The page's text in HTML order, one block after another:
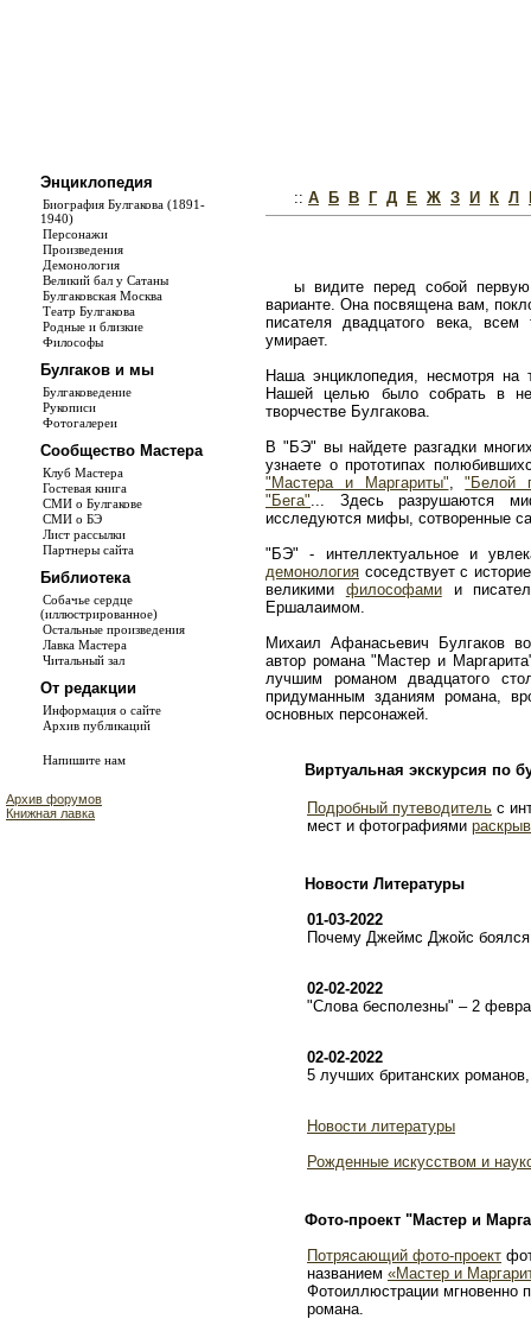
Энциклопедия
Биография Булгакова (1891-
1940)
Персонажи
Произведения
Демонология
Великий бал у Сатаны
Булгаковская Москва
Театр Булгакова
Родные и близкие
Философы
Булгаков и мы
Булгаковедение
Рукописи
Фотогалереи
Сообщество Мастера
Клуб Мастера
Гостевая книга
СМИ о Булгакове
СМИ о БЭ
Лист рассылки
Партнеры сайта
Библиотека
Собачье сердце
(иллюстрированное)
Остальные произведения
Лавка Мастера
Читальный зал
От редакции
Информация о сайте
Архив публикаций
Напишите нам
Архив форумов
Книжная лавка
:: А Б В Г Д Е Ж З И К Л
ы видите перед собой
варианте. Она посвящена вам,
писателя двадцатого века,
умирает.
Наша энциклопедия, несмотря на
Нашей целью было собрать в
творчестве Булгакова.
В "БЭ" вы найдете разгадки
узнаете о прототипах
"Мастера и Маргариты","Белой
"Бега"... Здесь разрушаются
исследуются мифы, сотворенные
"БЭ" - интеллектуальное и
демонология соседствует с
великими философамии
Ершалаимом.
Михаил Афанасьевич Булгаков
автор романа "Мастер и
лучшим романом двадцатого
придуманным зданиям романа,
основных персонажей.
Виртуальная экскурсия по
Подробный путеводитель с
мест и фотографиями
Новости Литературы
01-03-2022
Почему Джеймс Джойс
02-02-2022
"Слова бесполезны" – 2
02-02-2022
5 лучших британских
Новости литературы
Рожденные искусством и
Фото-проект "Мастер и
Потрясающий фото-проект
названием «Мастер и
Фотоиллюстрации мгновенно
романа.